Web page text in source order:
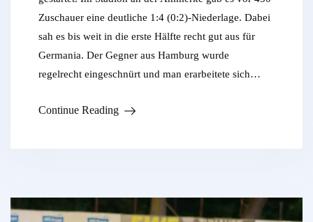
Zuschauer eine deutliche 1:4 (0:2)-Niederlage. Dabei
sah es bis weit in die erste Hälfte recht gut aus für
Germania. Der Gegner aus Hamburg wurde
regelrecht eingeschnürt und man erarbeitete sich…
Continue Reading